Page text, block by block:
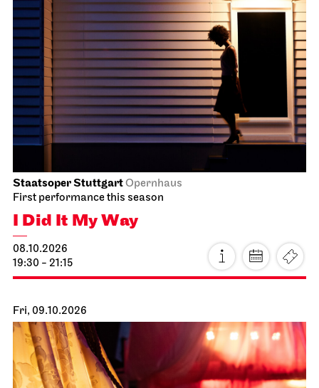
Staatsoper StuttgartOpernhaus
First performance this season
I Did It My Way
08.10.2026
19:30 - 21:15
Fri, 09.10.2026